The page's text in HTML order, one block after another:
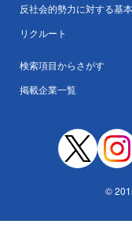
反社会的勢力に対する基
リクルート
検索項目からさがす
掲載企業一覧
©